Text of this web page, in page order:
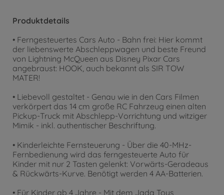
Produktdetails
• Ferngesteuertes Cars Auto - Bahn frei: Hier kommt
der liebenswerte Abschleppwagen und beste Freund
von Lightning McQueen aus Disney Pixar Cars
angebraust: HOOK, auch bekannt als SIR TOW
MATER!
• Liebevoll gestaltet - Genau wie in den Cars Filmen
verkörpert das 14 cm große RC Fahrzeug einen alten
Pickup-Truck mit Abschlepp-Vorrichtung und witziger
Mimik - inkl. authentischer Beschriftung.
• Kinderleichte Fernsteuerung - Über die 40-MHz-
Fernbedienung wird das ferngesteuerte Auto für
Kinder mit nur 2 Tasten gelenkt: Vorwärts-Geradeaus
& Rückwärts-Kurve. Benötigt werden 4 AA-Batterien.
• Für Kinder ab 4 Jahre - Mit dem Jada Toys